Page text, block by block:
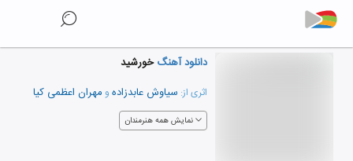
دانلود آهنگخورشید
اثری از: سیاوش عابدزاده و مهران اعظمی کیا
نمایش همه هنرمندان